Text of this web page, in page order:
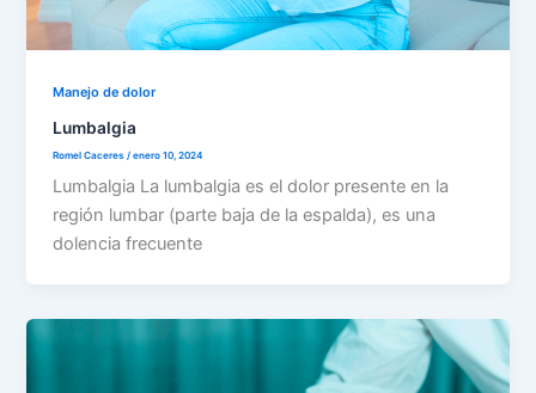
Manejo de dolor
Lumbalgia
Romel Caceres/enero 10, 2024
Lumbalgia La lumbalgia es el dolor presente en la
región lumbar (parte baja de la espalda), es una
dolencia frecuente